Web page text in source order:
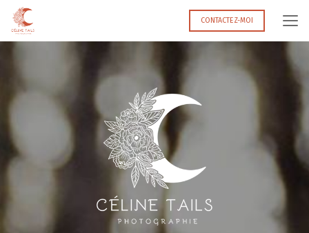
Aller
contenu
CONTACTEZ-MOI